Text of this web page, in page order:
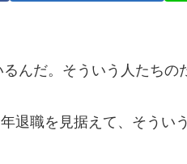
んだ。そういう人たち
退職を見据えて、そうい